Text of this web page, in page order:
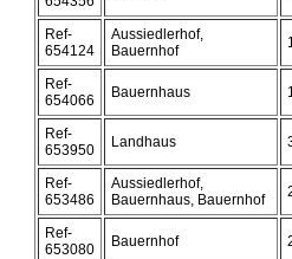
Ref-
654124
Aussiedlerhof,
Bauernhof
Ref-
654066
Bauernhaus
Ref-
653950
Landhaus
Ref-
653486
Aussiedlerhof,
Bauernhaus, Bauernhof
Ref-
653080
Bauernhof